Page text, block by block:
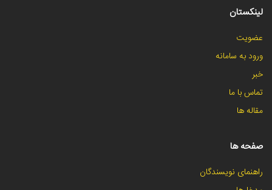
لینکستان
عضویت
ورود به سامانه
خبر
تماس با ما
مقاله ها
صفحه ها
راهنمای نویسندگان